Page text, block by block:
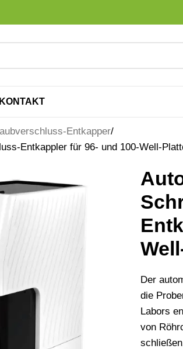
KONTAKT
Entkapper
Entkappler für 96- und 100-Well-
Der
die
Labors
von